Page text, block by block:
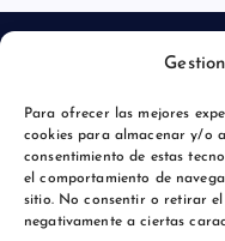
Para ofrecer las mejores
cookies para almacenar y/o
consentimiento de estas
el comportamiento de
sitio. No consentir o retirar
negativamente a ciertas
Aviso legal
Política de privacidad